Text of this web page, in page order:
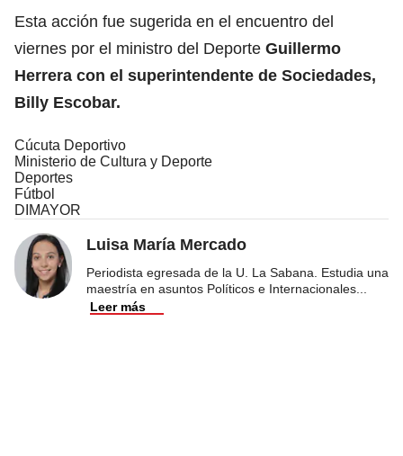
Esta acción fue sugerida en el encuentro del
viernes por el ministro del Deporte Guillermo
Herrera con el superintendente de Sociedades,
Billy Escobar.
Cúcuta Deportivo
Ministerio de Cultura y Deporte
Deportes
Fútbol
DIMAYOR
Luisa María Mercado
Periodista egresada de la U. La Sabana. Estudia una
maestría en asuntos Políticos e Internacionales
Leer más